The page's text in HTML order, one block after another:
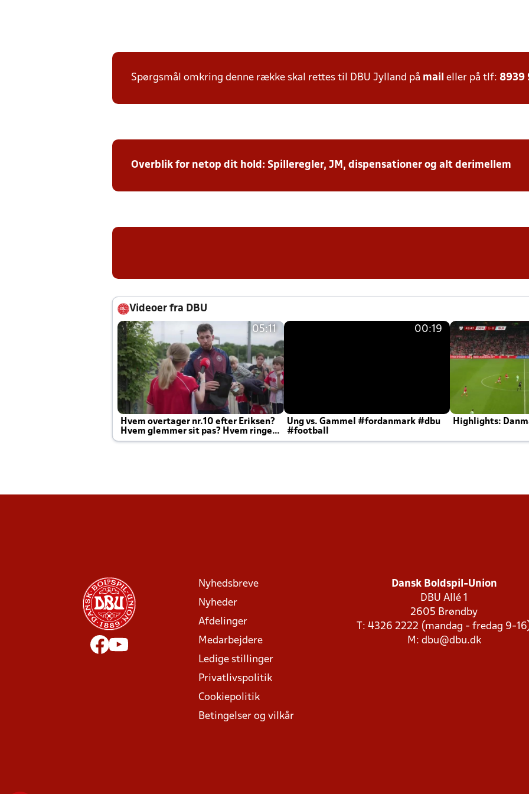
Spørgsmål omkring denne række skal rettes til DBU Jylland på mail eller på tlf: 8939
Overblik for netop dit hold: Spilleregler, JM, dispensationer og alt derimellem
Videoer fra DBU
05:11
Hvem overtager nr.10 efter Eriksen?
Hvem glemmer sit pas? Hvem ringer
Joachim altid til efter kampe?
00:19
Ung vs. Gammel #fordanmark #dbu
#football
Highlights:
Nyhedsbreve
Nyheder
Afdelinger
Medarbejdere
Ledige stillinger
Privatlivspolitik
Cookiepolitik
Betingelser og vilkår
Dansk Boldspil-Union
DBU Allé 1
2605 Brøndby
T: 4326 2222 (mandag - fredag 9-
M: dbu@dbu.dk